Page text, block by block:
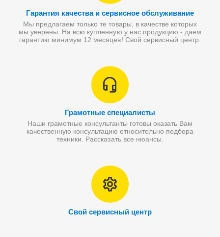
Гарантия качества и сервисное обслуживание
Мы предлагаем только те товары, в качестве которых
мы уверены. На всю купленную у нас продукцию - даем
гарантию минимум 12 месяцев! Свой сервисный центр.
Грамотные специалисты
Наши грамотные консультанты готовы оказать Вам
качественную консультацию относительно подбора
техники. Рассказать все нюансы.
Свой сервисный центр